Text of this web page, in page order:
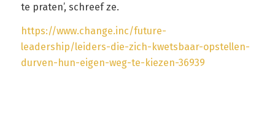
te praten’, schreef ze.
https://www.change.inc/future-
leadership/leiders-die-zich-kwetsbaar-opstellen-
durven-hun-eigen-weg-te-kiezen-36939